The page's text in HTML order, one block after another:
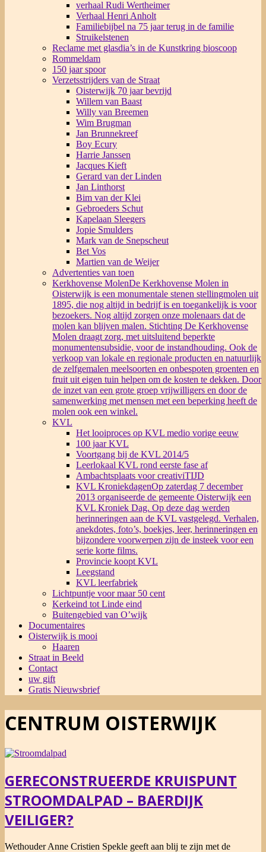
verhaal Rudi Wertheimer
Verhaal Henri Anholt
Familiebijbel na 75 jaar terug in de familie
Struikelstenen
Reclame met glasdia’s in de Kunstkring bioscoop
Rommeldam
150 jaar spoor
Verzetsstrijders van de Straat
Oisterwijk 70 jaar bevrijd
Willem van Baast
Willy van Breemen
Wim Brugman
Jan Brunnekreef
Boy Ecury
Harrie Janssen
Jacques Kieft
Gerard van der Linden
Jan Linthorst
Bim van der Klei
Gebroeders Schut
Kapelaan Sleegers
Jopie Smulders
Mark van de Snepscheut
Bet Vos
Martien van de Weijer
Advertenties van toen
Kerkhovense MolenDe Kerkhovense Molen in
Oisterwijk is een monumentale stenen stellingmolen uit
1895, die nog altijd in bedrijf is en toegankelijk is voor
bezoekers. Nog altijd zorgen onze molenaars dat de
molen kan blijven malen. Stichting De Kerkhovense
Molen draagt zorg, met uitsluitend beperkte
monumentensubsidie, voor de instandhouding. Ook de
verkoop van lokale en regionale producten en natuurlijk
de zelfgemalen meelsoorten en onbespoten groenten en
fruit uit eigen tuin helpen om de kosten te dekken. Door
de inzet van een grote groep vrijwilligers en door de
samenwerking met mensen met een beperking heeft de
molen ook een winkel.
KVL
Het looiproces op KVL medio vorige eeuw
100 jaar KVL
Voortgang bij de KVL 2014/5
Leerlokaal KVL rond eerste fase af
Ambachtsplaats voor creativiTIJD
KVL KroniekdagenOp zaterdag 7 december
2013 organiseerde de gemeente Oisterwijk een
KVL Kroniek Dag. Op deze dag werden
herinneringen aan de KVL vastgelegd. Verhalen,
anekdotes, foto’s, boekjes, leer, herinneringen en
bijzondere voorwerpen zijn de insteek voor een
serie korte films.
Provincie koopt KVL
Leegstand
KVL leerfabriek
Lichtpuntje voor maar 50 cent
Kerkeind tot Linde eind
Buitengebied van O’wijk
Documentaires
Oisterwijk is mooi
Haaren
Straat in Beeld
Contact
uw gift
Gratis Nieuwsbrief
CENTRUM OISTERWIJK
GERECONSTRUEERDE KRUISPUNT
STROOMDALPAD – BAERDIJK
VEILIGER?
2021-
Wethouder Anne Cristien Spekle geeft aan blij te zijn met de